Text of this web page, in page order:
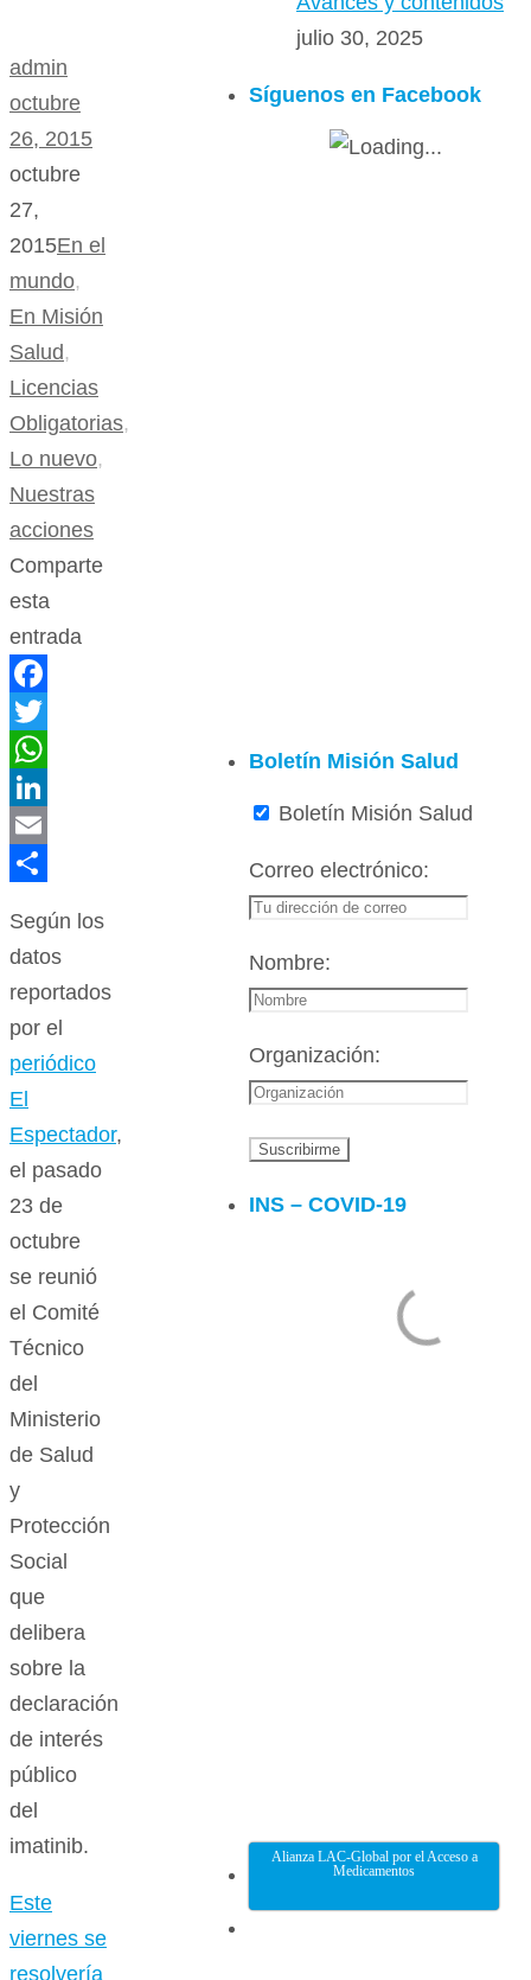
admin
octubre
26, 2015
octubre
27,
2015En el
mundo,
En Misión
Salud ,
Licencias
Obligatorias,
Lo nuevo,
Nuestras
acciones
Comparte
esta
entrada
Facebook
Twitter
WhatsApp
LinkedIn
Email
Según los
datos
reportados
por el
periódico
El
Espectador,
el pasado
23 de
octubre
se reunió
el Comité
Técnico
del
Ministerio
de Salud
y
Protección
Social
que
delibera
sobre la
declaración
de interés
público
del
imatinib.
julio 30, 2025
Síguenos en Facebook
Boletín Misión Salud
Boletín Misión Salud
Correo electrónico:
Nombre:
Organización:
INS – COVID-19
Alianza LAC-Global por el Acceso a
Medicamentos